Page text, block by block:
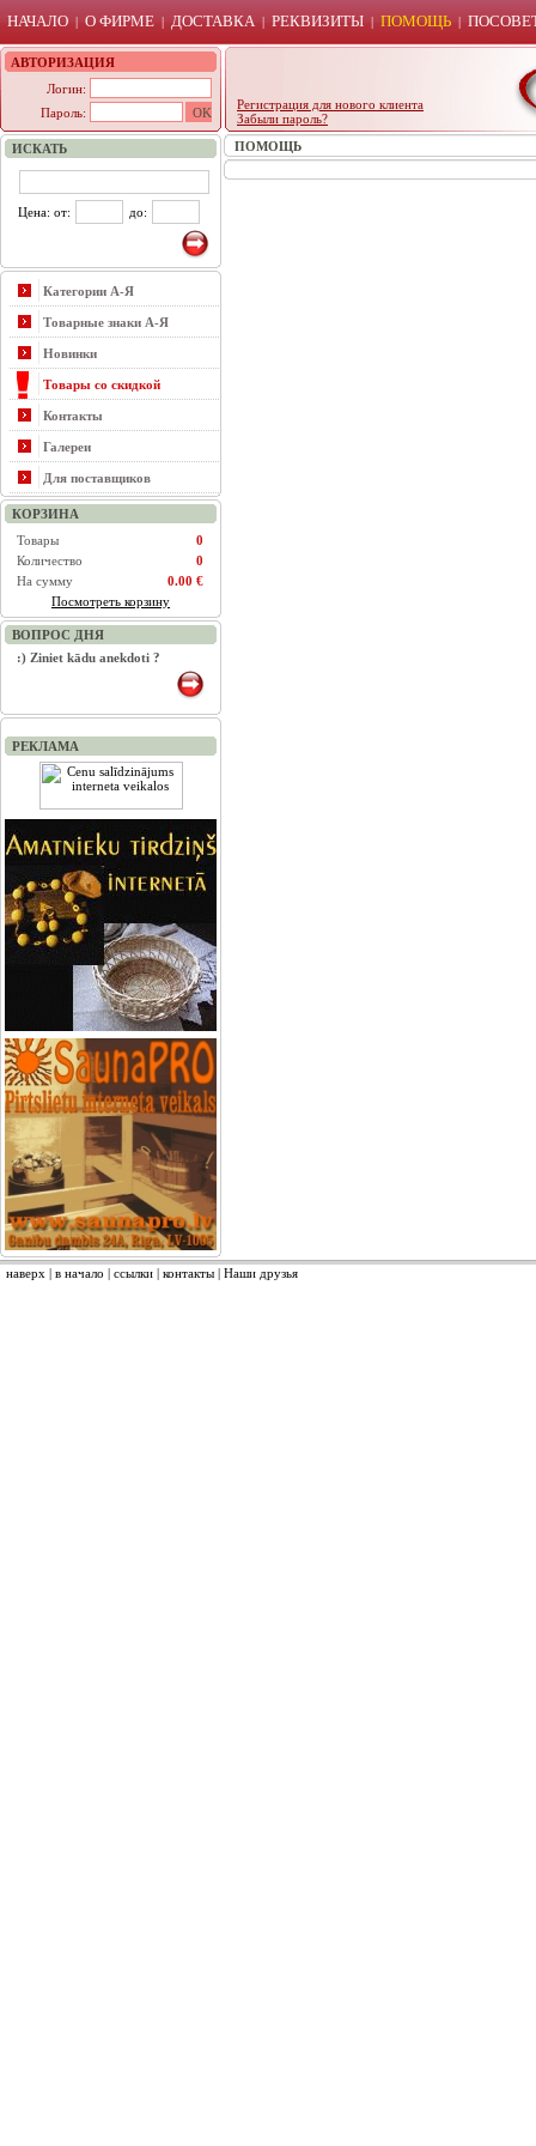
НАЧАЛО | О ФИРМЕ | ДОСТАВКА | РЕКВИЗИТЫ | ПОМОЩЬ |
АВТОРИЗАЦИЯ
Логин:
Пароль:
Регистрация для нового клиента
Забыли пароль?
ИСКАТЬ
Цена: от: до:
Категории А-Я
Товарные знаки А-Я
Новинки
Товары со скидкой
Контакты
Галереи
Для поставщиков
КОРЗИНА
Товары
0
Количество
0
На сумму
0.00 €
Посмотреть корзину
ВОПРОС ДНЯ
:) Ziniet kādu anekdoti ?
РЕКЛАМА
ПОМОЩЬ
наверх | в начало | ссылки | контакты | Наши друзья